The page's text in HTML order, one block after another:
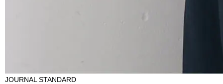
JOURNAL STANDARD